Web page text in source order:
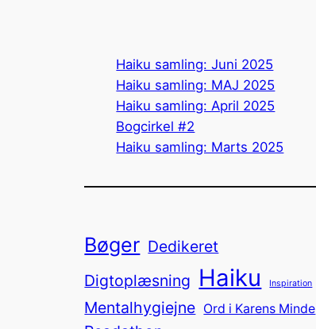
Haiku samling: Juni 2025
Haiku samling: MAJ 2025
Haiku samling: April 2025
Bogcirkel #2
Haiku samling: Marts 2025
Bøger Dedikeret
Digtoplæsning Haiku Inspiration
Mentalhygiejne Ord i Karens Minde